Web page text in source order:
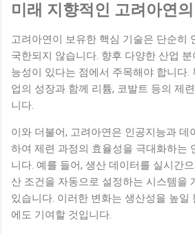
미래 지향적인 고려아연
고려아연이 보유한 핵심 기술은 단순히
국한되지 않습니다. 향후 다양한 산업
능성이 있다는 점에서 주목해야 합니다.
업의 성장과 함께 리튬, 코발트 등의 제
니다.
이와 더불어, 고려아연은 인공지능과 데
하여 제련 과정의 효율성을 극대화하는
니다. 예를 들어, 생산 데이터를 실시간
산 조건을 자동으로 설정하는 시스템을
있습니다. 이러한 변화는 생산성을 높일
에도 기여할 것입니다.